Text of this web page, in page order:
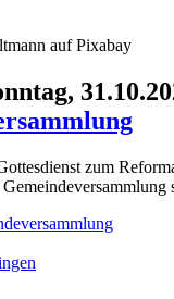
auf Pixabay
zum